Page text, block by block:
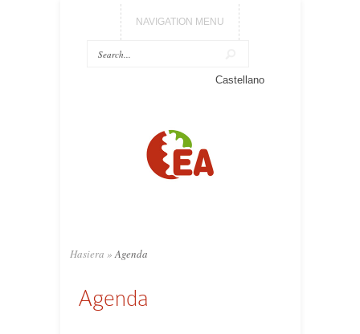
NAVIGATION MENU
Castellano
Hasiera » Agenda
Agenda
4:00